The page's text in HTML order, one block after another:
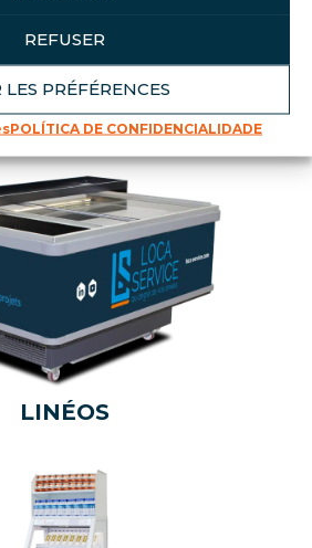
REFUSER
LES PRÉFÉRENCES
POLÍTICA DE CONFIDENCIALIDADE
VAI GOSTAR
LINÉOS